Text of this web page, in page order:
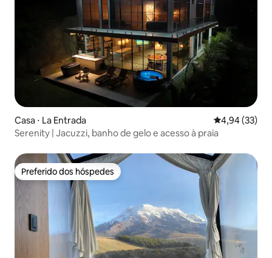
Casa ⋅ La Entrada 4,94 de uma
4,94 (33)
Serenity | Jacuzzi, banho de gelo e acesso à praia
Preferido dos hóspedes
Preferido dos hóspedes